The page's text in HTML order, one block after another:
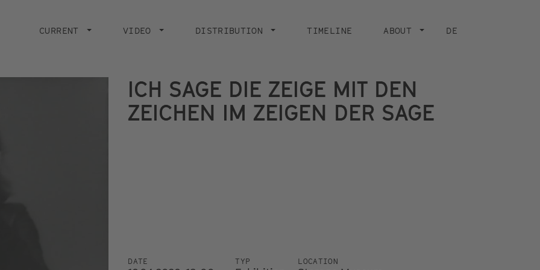
navigation
CURRENT VIDEO DISTRIBUTION TIMELINE ABOUT DE
ICH SAGE DIE ZEIGE MIT DEN
ZEICHEN IM ZEIGEN DER SAGE
DATE TYP LOCATION